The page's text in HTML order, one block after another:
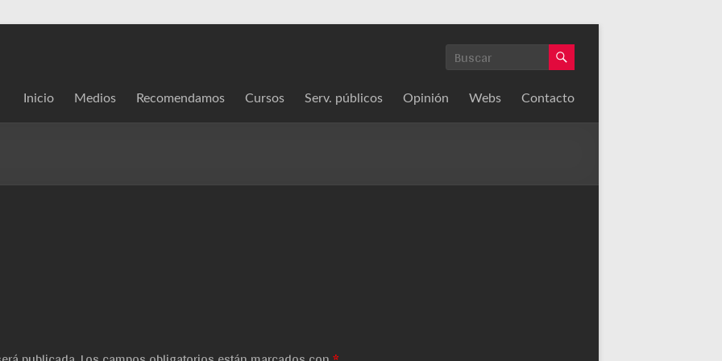
Inicio Medios Recomendamos Cursos Serv. públicos Opinión Webs Contacto